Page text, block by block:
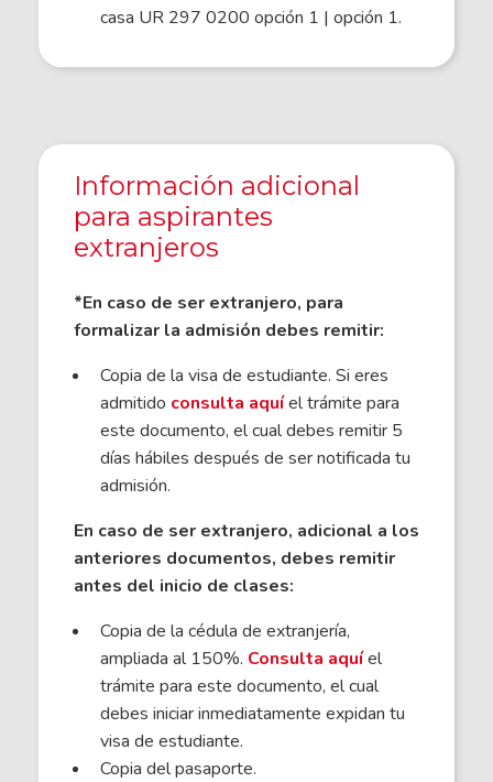
casa UR 297 0200 opción 1 | opción 1.
Información adicional
para aspirantes
extranjeros
*En caso de ser extranjero, para
formalizar la admisión debes remitir:
Copia de la visa de estudiante. Si eres
admitido consulta aquíel trámite para
este documento, el cual debes remitir 5
días hábiles después de ser notificada tu
admisión.
En caso de ser extranjero, adicional a los
anteriores documentos, debes remitir
antes del inicio de clases:
Copia de la cédula de extranjería,
ampliada al 150%. Consulta aquíel
trámite para este documento, el cual
debes iniciar inmediatamente expidan tu
visa de estudiante.
Copia del pasaporte.